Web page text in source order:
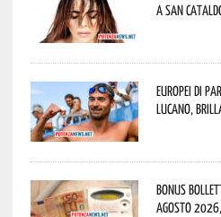
a San
Europei di
lucano,
Bonus
agosto